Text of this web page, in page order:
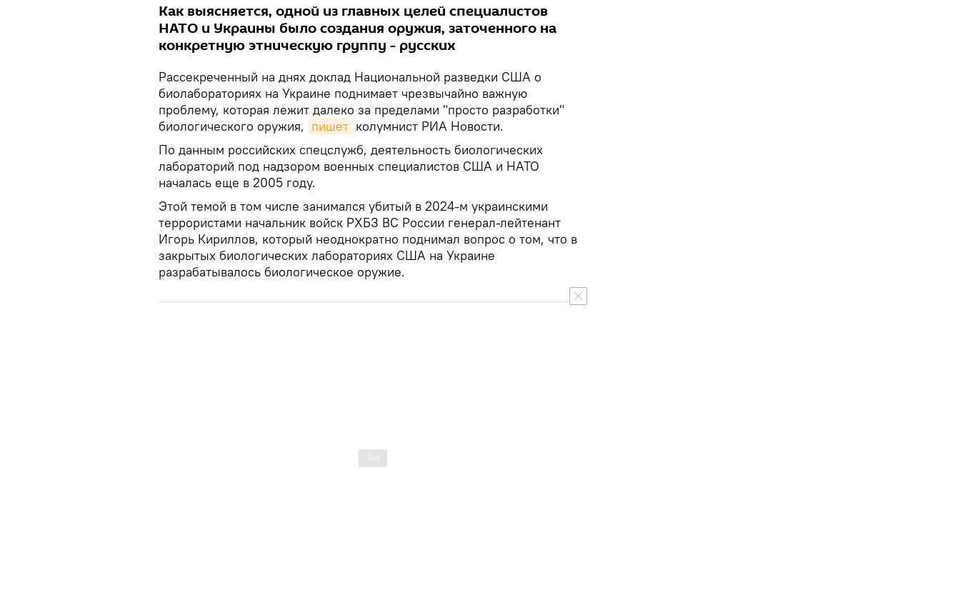
Как выясняется, одной из главных целей специалистов
НАТО и Украины было создания оружия, заточенного на
конкретную этническую группу - русских
Рассекреченный на днях доклад Национальной разведки США о
биолабораториях на Украине поднимает чрезвычайно важную
проблему, которая лежит далеко за пределами "просто разработки"
биологического оружия, пишет колумнист РИА Новости.
По данным российских спецслужб, деятельность биологических
лабораторий под надзором военных специалистов США и НАТО
началась еще в 2005 году.
Этой темой в том числе занимался убитый в 2024-м украинскими
террористами начальник войск РХБЗ ВС России генерал-лейтенант
Игорь Кириллов, который неоднократно поднимал вопрос о том, что в
закрытых биологических лабораториях США на Украине
разрабатывалось биологическое оружие.